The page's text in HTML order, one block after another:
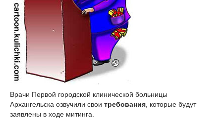
Врачи Первой городской клинической больницы
Архангельска озвучили свои требования , которые будут
заявлены в ходе митинга.